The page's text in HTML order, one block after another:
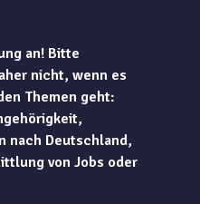
an! Bitte
nicht, wenn es
Themen geht:
nach Deutschland,
von Jobs oder